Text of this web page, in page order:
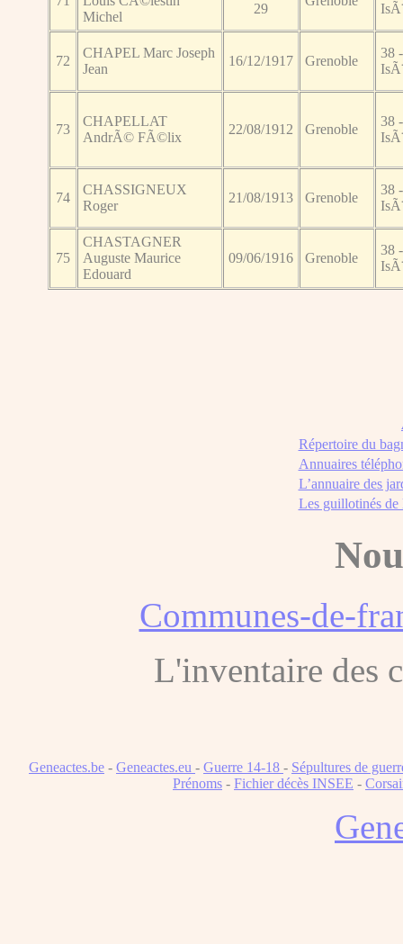
Michel
29
72
CHAPEL Marc Joseph
Jean
16/12/1917 Grenoble
38 -
73
CHAPELLAT
AndrÃ© FÃ©lix
22/08/1912 Grenoble
38 -
74
CHASSIGNEUX
Roger
21/08/1913 Grenoble
38 -
75
CHASTAGNER
Auguste Maurice
Edouard
09/06/1916 Grenoble
38 -
Répertoire du
Annuaires
L’annuaire des
Les guillotinés de
Communes-de-
L'inventaire des
Geneactes.be - Geneactes.eu - Guerre 14-18 - Sépultures de
Prénoms - Fichier décès INSEE -